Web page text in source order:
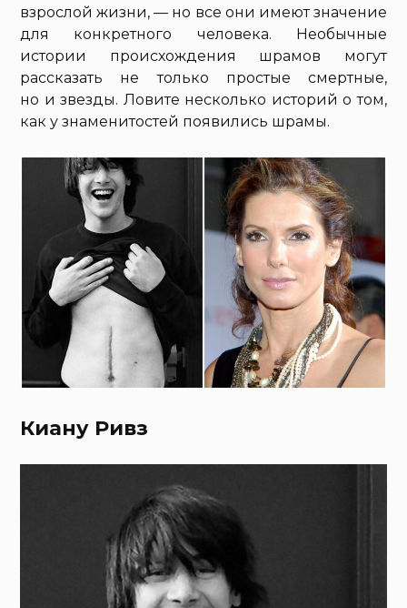
взрослой жизни, — но все они имеют значение
для конкретного человека. Необычные
истории происхождения шрамов могут
рассказать не только простые смертные,
но и звезды. Ловите несколько историй о том,
как у знаменитостей появились шрамы.
Киану Ривз